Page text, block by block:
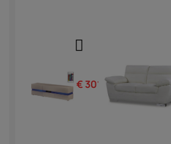
€ 301,00